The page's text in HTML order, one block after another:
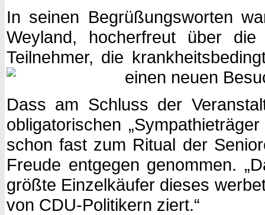
In seinen Begrüßungsworten
Weyland, hocherfreut über
Teilnehmer, die
einen neuen
Dass am Schluss der
obligatorischen
schon fast zum Ritual der
Freude entgegen genommen.
größte Einzelkäufer dieses
von CDU-Politikern ziert.“